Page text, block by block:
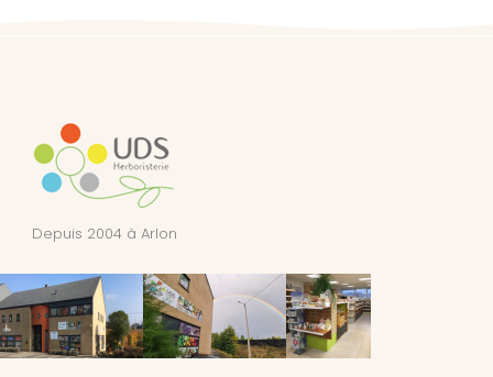
Depuis 2004 à Arlon